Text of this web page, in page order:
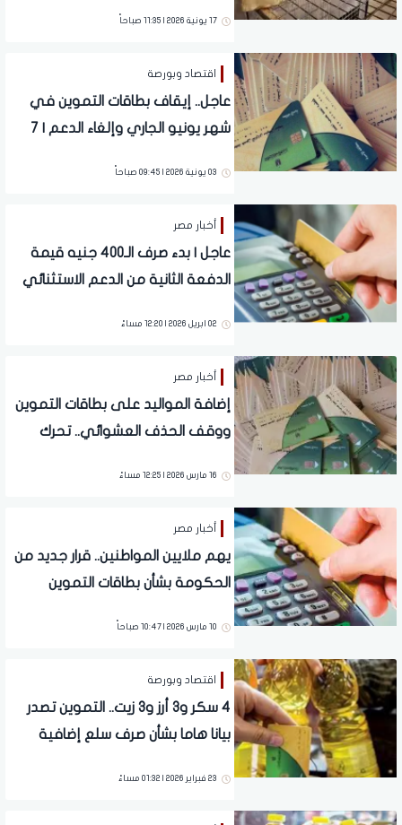
17 يونية 2026 | 11:35 صباحاً
اقتصاد وبورصة
عاجل.. إيقاف بطاقات التموين في
شهر يونيو الجاري وإلغاء الدعم | 7
03 يونية 2026 | 09:45 صباحاً
أخبار مصر
عاجل | بدء صرف الـ400 جنيه قيمة
الدفعة الثانية من الدعم الاستثنائي
02 ابريل 2026 | 12:20 مساءً
أخبار مصر
إضافة المواليد على بطاقات التموين
ووقف الحذف العشوائي.. تحرك
16 مارس 2026 | 12:25 مساءً
أخبار مصر
يهم ملايين المواطنين.. قرار جديد من
الحكومة بشأن بطاقات التموين
10 مارس 2026 | 10:47 صباحاً
اقتصاد وبورصة
4 سكر و3 أرز و3 زيت.. التموين تصدر
بيانا هاما بشأن صرف سلع إضافية
23 فبراير 2026 | 01:32 مساءً